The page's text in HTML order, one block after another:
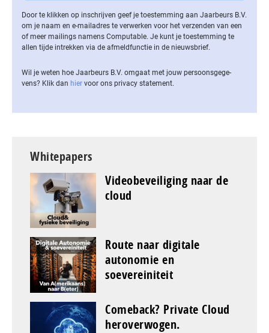
Door te klikken op inschrijven geef je toestemming aan Jaarbeurs B.V.
om je naam en e-mailadres te verwerken voor het verzenden van een
of meer mailings namens Computable. Je kunt je toestemming te
allen tijde intrekken via de af­meld­func­tie in de nieuwsbrief.
Wil je weten hoe Jaarbeurs B.V. omgaat met jouw per­soons­ge­ge­
vens? Klik dan hier voor ons privacy statement.
Whitepapers
Videobeveiliging naar de
cloud
Route naar digitale
autonomie en
soevereiniteit
Comeback? Private Cloud
heroverwogen.